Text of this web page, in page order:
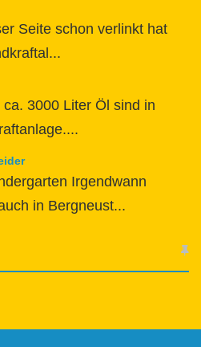
Seite schon verlinkt hat
3000 Liter Öl sind in
Irgendwann
in Bergneust...